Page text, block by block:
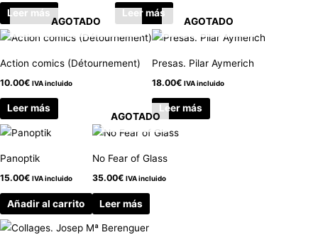
Leer más Leer más
AGOTADO
Action comics (Détournement)
10.00€ IVA incluido
Leer más
AGOTADO
Presas. Pilar Aymerich
18.00€ IVA incluido
Leer más
Panoptik
15.00€ IVA incluido
Añadir al carrito
AGOTADO
No Fear of Glass
35.00€ IVA incluido
Leer más